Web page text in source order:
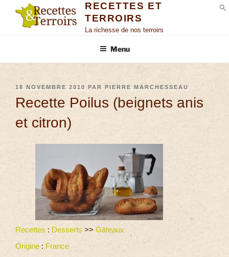
RECETTES ET
TERROIRS
La richesse de nos terroirs
Menu
18 NOVEMBRE 2010 PAR PIERRE MARCHESSEAU
Recette Poilus (beignets anis
et citron)
Recettes : Desserts >> Gâteaux
Origine : France